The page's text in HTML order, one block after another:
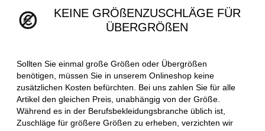
KEINE GRÖßENZUSCHLÄGE FÜR
ÜBERGRÖßEN
Sollten Sie einmal große Größen oder Übergrößen
benötigen, müssen Sie in unserem Onlineshop keine
zusätzlichen Kosten befürchten. Bei uns zahlen Sie für alle
Artikel den gleichen Preis, unabhängig von der Größe.
Während es in der Berufsbekleidungsbranche üblich ist,
Zuschläge für größere Größen zu erheben, verzichten wir